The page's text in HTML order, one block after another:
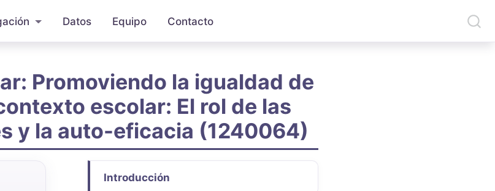
Datos Equipo Contacto
Promoviendo la igualdad de
escolar: El rol de las
y la auto-eficacia (1240064)
Introducción